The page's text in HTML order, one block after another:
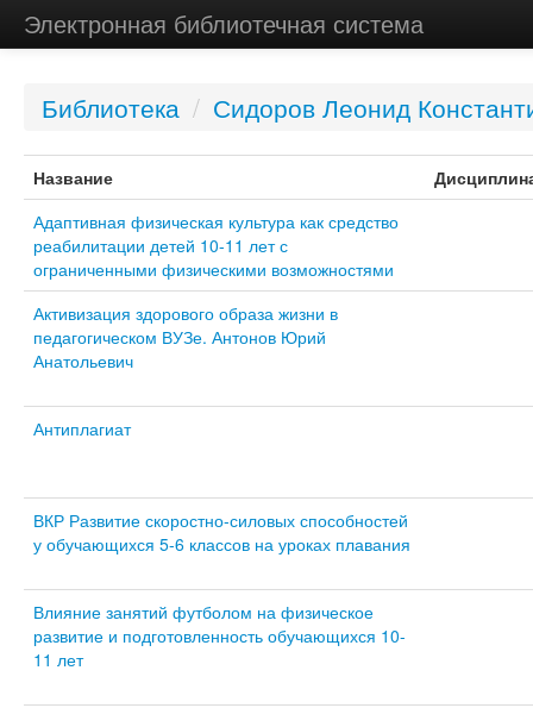
Электронная библиотечная система
Библиотека / Сидоров Леонид
Название
Адаптивная физическая культура как средство
реабилитации детей 10-11 лет с
ограниченными физическими возможностями
Активизация здорового образа жизни в
педагогическом ВУЗе. Антонов Юрий
Анатольевич
Антиплагиат
ВКР Развитие скоростно-силовых способностей
у обучающихся 5-6 классов на уроках плавания
Влияние занятий футболом на физическое
развитие и подготовленность обучающихся 10-
11 лет